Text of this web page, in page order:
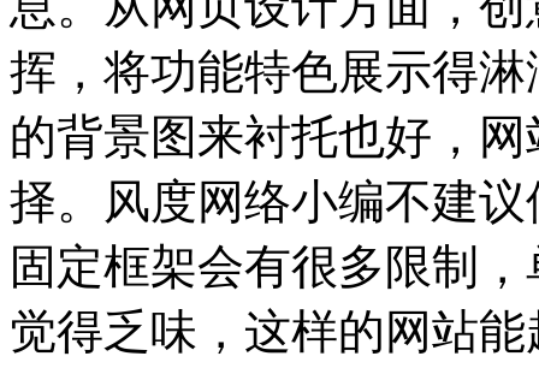
挥，将功能特色展示得
的背景图来衬托也好，
择。风度网络小编不建
固定框架会有很多限制
觉得乏味，这样的网站